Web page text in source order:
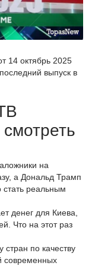
14 октябрь 2025
выпуск в
на
а Дональд Трамп
стать реальным
денег для Киева,
Что на этот раз
стран по качеству
современных